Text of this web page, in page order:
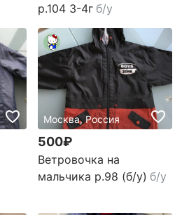
р.104 3-4г б/у
Москва, Россия
500₽
Ветровочка на
мальчика р.98 (б/у) б/у